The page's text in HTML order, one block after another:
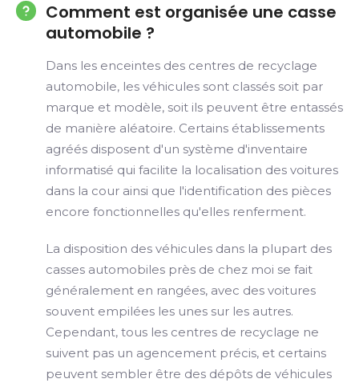
Comment est organisée une casse
automobile ?
Dans les enceintes des centres de recyclage
automobile, les véhicules sont classés soit par
marque et modèle, soit ils peuvent être entassés
de manière aléatoire. Certains établissements
agréés disposent d'un système d'inventaire
informatisé qui facilite la localisation des voitures
dans la cour ainsi que l'identification des pièces
encore fonctionnelles qu'elles renferment.
La disposition des véhicules dans la plupart des
casses automobiles près de chez moi se fait
généralement en rangées, avec des voitures
souvent empilées les unes sur les autres.
Cependant, tous les centres de recyclage ne
suivent pas un agencement précis, et certains
peuvent sembler être des dépôts de véhicules